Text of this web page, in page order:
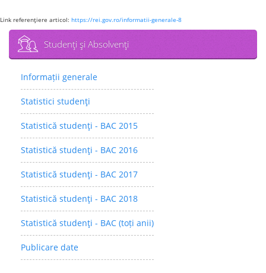
Link referenţiere articol: https://rei.gov.ro/informatii-generale-8
Studenţi şi Absolvenţi
Informații generale
Statistici studenţi
Statistică studenţi - BAC 2015
Statistică studenţi - BAC 2016
Statistică studenţi - BAC 2017
Statistică studenţi - BAC 2018
Statistică studenţi - BAC (toți anii)
Publicare date